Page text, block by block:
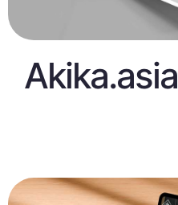
Akika.asia